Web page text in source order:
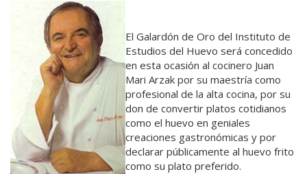
El Galardón de Oro del Instituto de
Estudios del Huevo será concedido
en esta ocasión al cocinero Juan
Mari Arzak por su maestría como
profesional de la alta cocina, por su
don de convertir platos cotidianos
como el huevo en geniales
creaciones gastronómicas y por
declarar públicamente al huevo frito
como su plato preferido.